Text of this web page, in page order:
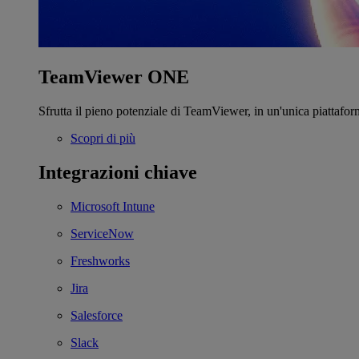
TeamViewer ONE
Sfrutta il pieno potenziale di TeamViewer, in un'unica
Scopri di più
Integrazioni chiave
Microsoft Intune
ServiceNow
Freshworks
Jira
Salesforce
Slack